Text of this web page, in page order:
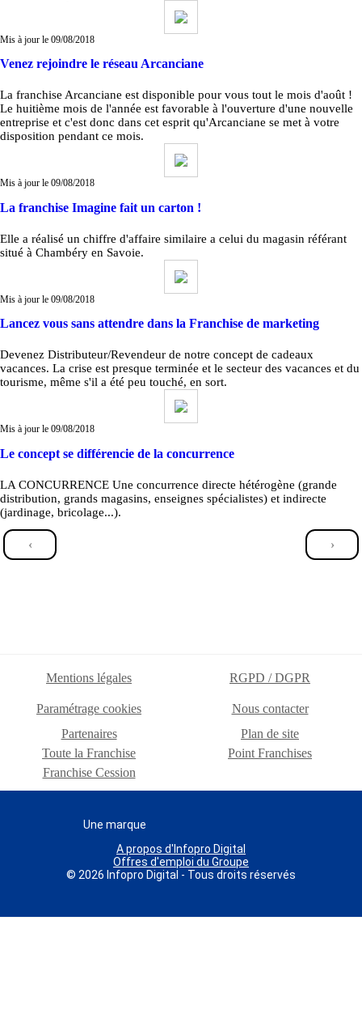
Mis à jour le 09/08/2018
Venez rejoindre le réseau Arcanciane
La franchise Arcanciane est disponible pour vous tout le mois d'août !
Le huitième mois de l'année est favorable à l'ouverture d'une nouvelle
entreprise et c'est donc dans cet esprit qu'Arcanciane se met à votre
disposition pendant ce mois.
Mis à jour le 09/08/2018
La franchise Imagine fait un carton !
Elle a réalisé un chiffre d'affaire similaire a celui du magasin référant
situé à Chambéry en Savoie.
Mis à jour le 09/08/2018
Lancez vous sans attendre dans la Franchise de marketing
Devenez Distributeur/Revendeur de notre concept de cadeaux
vacances. La crise est presque terminée et le secteur des vacances et du
tourisme, même s'il a été peu touché, en sort.
Mis à jour le 09/08/2018
Le concept se différencie de la concurrence
LA CONCURRENCE Une concurrence directe hétérogène (grande
distribution, grands magasins, enseignes spécialistes) et indirecte
(jardinage, bricolage...).
‹ ›
Mentions légales RGPD / DGPR
Paramétrage cookies
Nous contacter
Partenaires
Plan de site
Toute la Franchise
Point Franchises
Franchise Cession
Une marque
A propos d'Infopro Digital
Offres d'emploi du Groupe
© 2026 Infopro Digital - Tous droits réservés